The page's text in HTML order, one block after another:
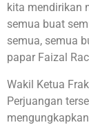
kita mendirikan
semua buat
semua, semua
papar Faizal
Wakil Ketua
Perjuangan